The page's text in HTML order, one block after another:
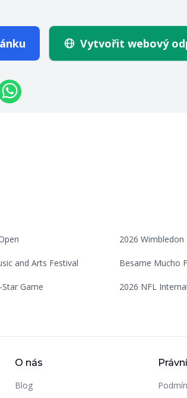
Vytvořit webový
2026 Wimbledon
and Arts Festival Besame Mucho
Game 2026 NFL
O nás
Blog